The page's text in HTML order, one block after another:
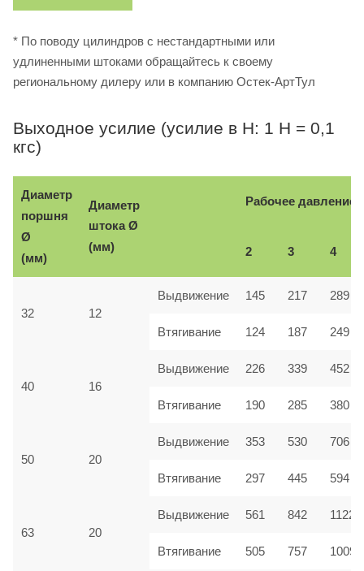
* По поводу цилиндров с нестандартными или
удлиненными штоками обращайтесь к своему
региональному дилеру или в компанию Остек-АртТул
Выходное усилие (усилие в Н: 1 Н = 0,1
кгс)
Диаметр
поршня
Ø
(мм)
Диаметр
штокаØ
(мм)
Рабочее давление,
2 3 4
32 12
Выдвижение 145 217 289
Втягивание 124 187 249
40 16
Выдвижение 226 339 452
Втягивание 190 285 380
50 20
Выдвижение 353 530 706
Втягивание 297 445 594
63 20
Выдвижение 561 842 1122
Втягивание 505 757 1009